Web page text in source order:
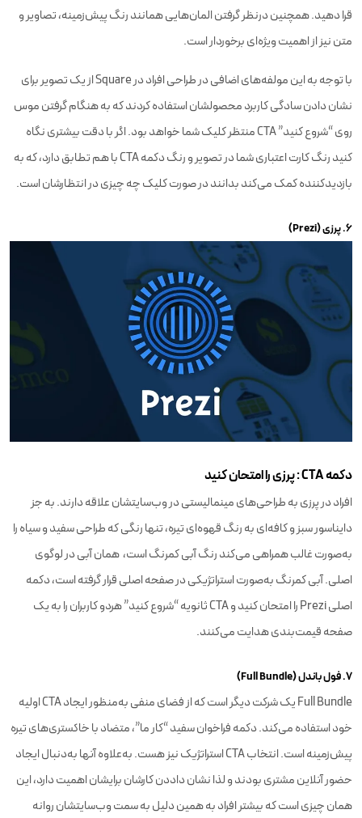
قرا دهید. همچنین درنظر گرفتن المان‌هایی همانند رنگ پیش‌زمینه، تصاویر و
متن نیز از اهمیت ویژه‌ای برخوردار است.
با توجه به این مولفه‌های اضافی در طراحی افراد در Square از یک تصویر برای
نشان دادن سادگی کاربرد محصولشان استفاده کردند که به هنگام گرفتن موس
روی “شروع کنید” CTA منتظر کلیک شما خواهد بود. اگر با دقت بیشتری نگاه
کنید رنگ کارت اعتباری شما در تصویر و رنگ دکمه CTA با هم تطابق دارد، که به
بازدیدکننده کمک می‌کند بدانند در صورت کلیک چه چیزی در انتظارشان است.
۶. پرزی (Prezi)
دکمه CTA : پرزی را امتحان کنید
افراد در پرزی به طراحی‌های مینمالیستی در وب‌سایتشان علاقه دارند. به جز
دایناسور سبز و کافه‌ای به رنگ قهوه‌ای تیره، تنها رنگی که طراحی سفید و سیاه را
به‌صورت غالب همراهی می‌کند رنگ آبی کمرنگ است، همان آبی در لوگوی
اصلی. آبی کمرنگ به‌صورت استراتژیکی در صفحه اصلی قرار گرفته است، دکمه
اصلی Prezi را امتحان کنید و CTA ثانویه “شروع کنید” هردو کاربران را به یک
صفحه قیمت‌بندی هدایت می‌کنند.
۷. فول باندل (Full Bundle)
Full Bundle یک شرکت دیگر است که از فضای منفی به‌منظور ایجاد CTA اولیه
خود استفاده می‌کند. دکمه فراخوان سفید “کار ما”، متضاد با خاکستری‌های تیره
پیش‌زمینه است. انتخاب CTA استراتژیک نیز هست. به‌علاوه آنها به‌دنبال ایجاد
حضور آنلاین مشتری بودند و لذا نشان داددن کارشان برایشان اهمیت دارد، این
همان چیزی است که بیشتر افراد به همین دلیل به سمت وب‌سایتشان روانه